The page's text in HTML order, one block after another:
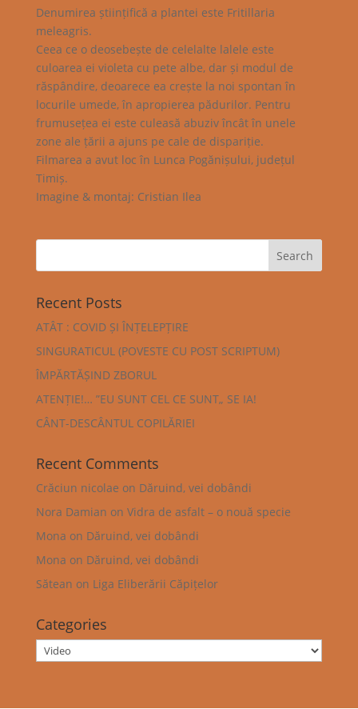
Denumirea științifică a plantei este Fritillaria
meleagris.
Ceea ce o deosebește de celelalte lalele este
culoarea ei violeta cu pete albe, dar și modul de
răspândire, deoarece ea crește la noi spontan în
locurile umede, în apropierea pădurilor. Pentru
frumusețea ei este culeasă abuziv încât în unele
zone ale țării a ajuns pe cale de dispariție.
Filmarea a avut loc în Lunca Pogănișului, județul
Timiș.
Imagine & montaj: Cristian Ilea
Recent Posts
ATÂT : COVID ȘI ÎNȚELEPȚIRE
SINGURATICUL (POVESTE CU POST SCRIPTUM)
ÎMPĂRTĂȘIND ZBORUL
ATENȚIE!… ”EU SUNT CEL CE SUNT„ SE IA!
CÂNT-DESCÂNTUL COPILĂRIEI
Recent Comments
Crăciun nicolae on Dăruind, vei dobândi
Nora Damian on Vidra de asfalt – o nouă specie
Mona on Dăruind, vei dobândi
Mona on Dăruind, vei dobândi
Sătean on Liga Eliberării Căpițelor
Categories
Categories